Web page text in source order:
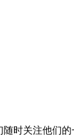
随时关注他们的